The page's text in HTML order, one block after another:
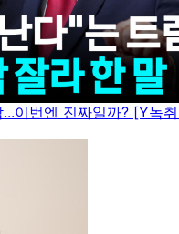
이번엔 진짜일까? [Y녹